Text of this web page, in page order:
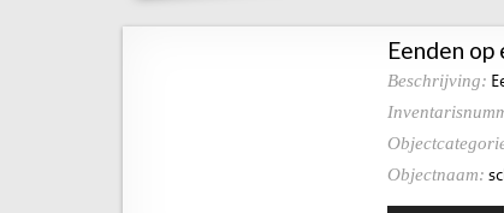
Eenden
Beschrijving:
Objectnaam: